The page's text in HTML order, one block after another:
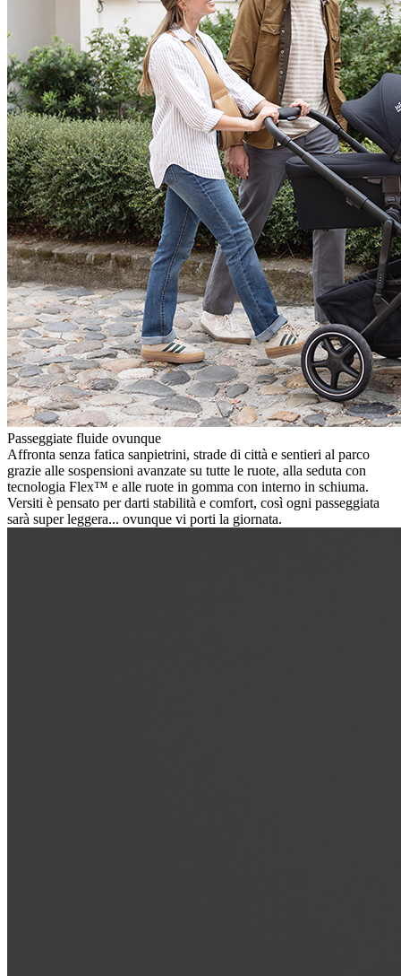
Passeggiate fluide ovunque
Affronta senza fatica sanpietrini, strade di città e sentieri al parco
grazie alle sospensioni avanzate su tutte le ruote, alla seduta con
tecnologia Flex™ e alle ruote in gomma con interno in schiuma.
Versiti è pensato per darti stabilità e comfort, così ogni passeggiata
sarà super leggera... ovunque vi porti la giornata.